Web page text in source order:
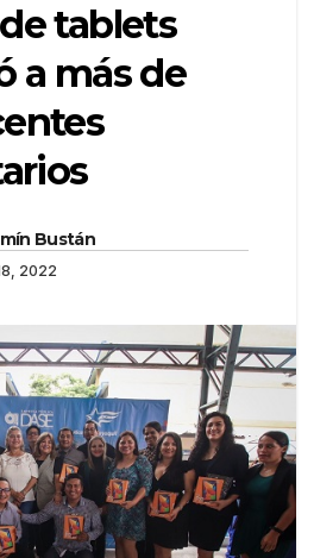
tablets
a más de
Bustán
2022